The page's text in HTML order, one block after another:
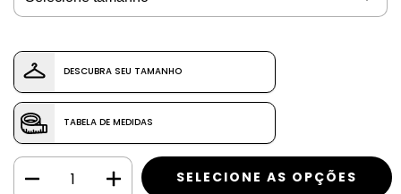
DESCUBRA SEU TAMANHO
TABELA DE MEDIDAS